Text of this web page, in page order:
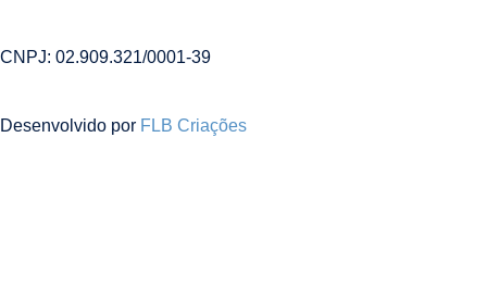
CNPJ: 02.909.321/0001-39
Desenvolvido por FLB Criações